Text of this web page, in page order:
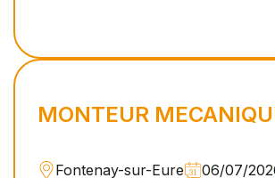
MONTEUR
Fontenay-sur-Eure 06/07/